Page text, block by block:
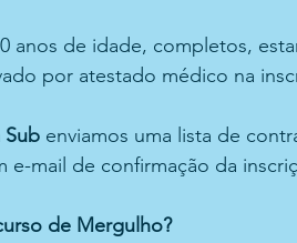
anos de idade, completos,
por atestado médico na
Sub enviamos uma lista de
e-mail de confirmação da
de Mergulho?